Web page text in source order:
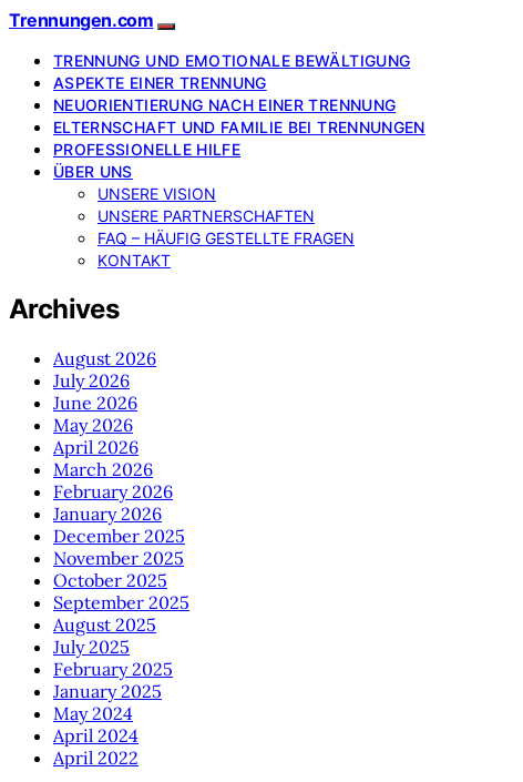
Trennungen.com
TRENNUNG UND EMOTIONALE BEWÄLTIGUNG
ASPEKTE EINER TRENNUNG
NEUORIENTIERUNG NACH EINER TRENNUNG
ELTERNSCHAFT UND FAMILIE BEI TRENNUNGEN
PROFESSIONELLE HILFE
ÜBER UNS
UNSERE VISION
UNSERE PARTNERSCHAFTEN
FAQ – HÄUFIG GESTELLTE FRAGEN
KONTAKT
Archives
August 2026
July 2026
June 2026
May 2026
April 2026
March 2026
February 2026
January 2026
December 2025
November 2025
October 2025
September 2025
August 2025
July 2025
February 2025
January 2025
May 2024
April 2024
April 2022